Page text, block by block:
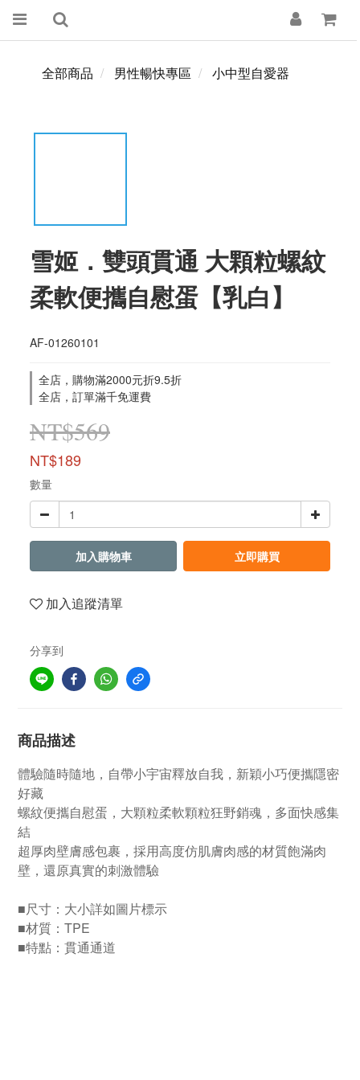
全部商品 男性暢快專區 小中型自愛器
雪姬．雙頭貫通 大顆粒螺紋
柔軟便攜自慰蛋【乳白】
AF-01260101
全店，購物滿2000元折9.5折
全店，訂單滿千免運費
NT$569
NT$189
數量
加入購物車 立即購買
加入追蹤清單
分享到
商品描述
體驗隨時隨地，自帶小宇宙釋放自我，新穎小巧便攜隱密
好藏
螺紋便攜自慰蛋，大顆粒柔軟顆粒狂野銷魂，多面快感集
結
超厚肉壁膚感包裹，採用高度仿肌膚肉感的材質飽滿肉
壁，還原真實的刺激體驗
■尺寸：大小詳如圖片標示
■材質：TPE
■特點：貫通通道